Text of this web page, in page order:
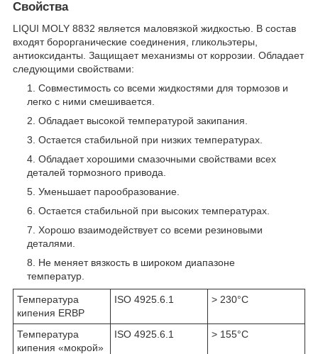
Свойства
LIQUI MOLY 8832 является маловязкой жидкостью. В состав
входят борорганические соединения, гликольэтеры,
антиоксиданты. Защищает механизмы от коррозии. Обладает
следующими свойствами:
Совместимость со всеми жидкостями для тормозов и
легко с ними смешивается.
Обладает высокой температурой закипания.
Остается стабильной при низких температурах.
Обладает хорошими смазочными свойствами всех
деталей тормозного привода.
Уменьшает парообразование.
Остается стабильной при высоких температурах.
Хорошо взаимодействует со всеми резиновыми
деталями.
Не меняет вязкость в широком диапазоне
температур.
Температура
кипения ERBP
ISO 4925.6.1 > 230°C
Температура
кипения «мокрой»
ISO 4925.6.1 > 155°C